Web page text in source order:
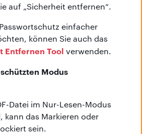
auf „Sicherheit entfernen“.
einfacher
können Sie auch das
Entfernen Tool verwenden.
Modus
Datei im Nur-Lesen-Modus
kann das Markieren oder
sein.